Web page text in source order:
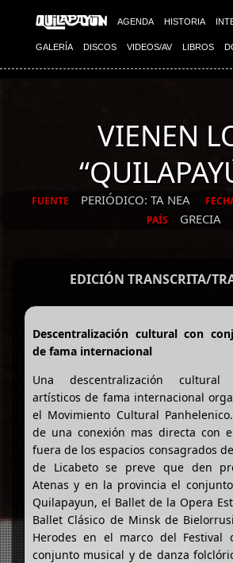
AGENDA HISTORIA
GALERÍA DISCOS VIDEOS/AV LIBROS
VIENEN
FUENTE PERIÓDICO: TA NEA
PAÍS GRECIA
EDICIÓN TRANSCRITA/
Descentralización cultural con
de fama internacional
Una descentralización cultural
artísticos de fama internacional
el Movimiento Cultural
de una conexión mas directa con
fuera de los espacios consagrados
de Licabeto se preve que den
Atenas y en la provincia el
Quilapayun, el Ballet de la Opera
Ballet Clásico de Minsk de
Herodes en el marco del Festival
conjunto musical y de danza